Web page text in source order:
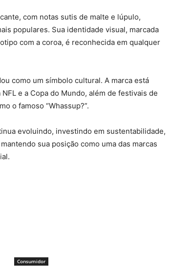
com notas sutis de malte e lúpulo,
populares. Sua identidade visual, marcada
com a coroa, é reconhecida em qualquer
como um símbolo cultural. A marca está
e a Copa do Mundo, além de festivais de
o famoso “Whassup?”.
evoluindo, investindo em sustentabilidade,
sua posição como uma das marcas
Consumidor